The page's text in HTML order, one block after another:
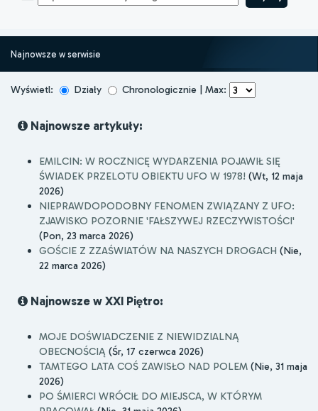
Najnowsze w serwisie
Wyświetl: Działy Chronologicznie | Max:
Najnowsze artykuły:
EMILCIN: W ROCZNICĘ WYDARZENIA POJAWIŁ SIĘ
ŚWIADEK PRZELOTU OBIEKTU UFO W 1978! (Wt, 12 maja
2026)
NIEPRAWDOPODOBNY FENOMEN ZWIĄZANY Z UFO:
ZJAWISKO POZORNIE 'FAŁSZYWEJ RZECZYWISTOŚCI'
(Pon, 23 marca 2026)
GOŚCIE Z ZZAŚWIATÓW NA NASZYCH DROGACH (Nie,
22 marca 2026)
Najnowsze w XXI Piętro:
MOJE DOŚWIADCZENIE Z NIEWIDZIALNĄ
OBECNOŚCIĄ (Śr, 17 czerwca 2026)
TAMTEGO LATA COŚ ZAWISŁO NAD POLEM (Nie, 31 maja
2026)
PO ŚMIERCI WRÓCIŁ DO MIEJSCA, W KTÓRYM